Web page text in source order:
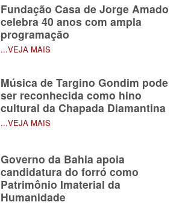
Fundação Casa de Jorge Amado
celebra 40 anos com ampla
programação
...VEJA MAIS
Música de Targino Gondim pode
ser reconhecida como hino
cultural da Chapada Diamantina
...VEJA MAIS
Governo da Bahia apoia
candidatura do forró como
Patrimônio Imaterial da
Humanidade